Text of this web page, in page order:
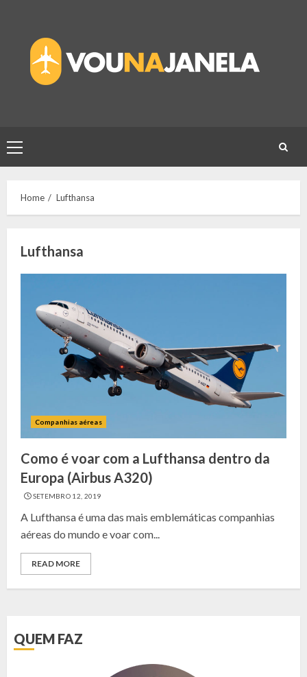
content
Primary
Menu
Home Lufthansa
Lufthansa
Companhias aéreas
Como é voar com a Lufthansa dentro da
Europa (Airbus A320)
SETEMBRO 12, 2019
A Lufthansa é uma das mais emblemáticas companhias
aéreas do mundo e voar com...
READ MORE
QUEM FAZ